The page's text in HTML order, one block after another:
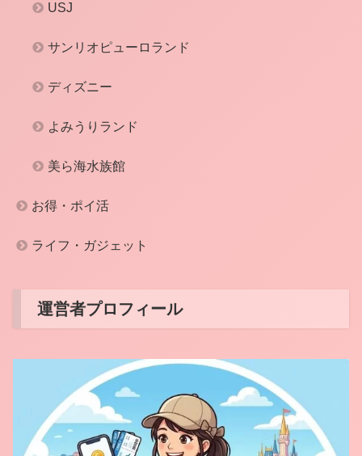
USJ
サンリオピューロランド
ディズニー
よみうりランド
美ら海水族館
お得・ポイ活
ライフ・ガジェット
運営者プロフィール